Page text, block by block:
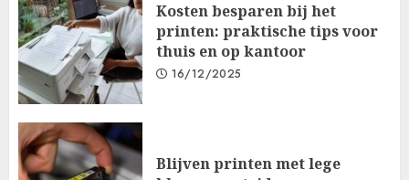
Kosten besparen bij het
printen: praktische tips voor
thuis en op kantoor
16/12/2025
Blijven printen met lege